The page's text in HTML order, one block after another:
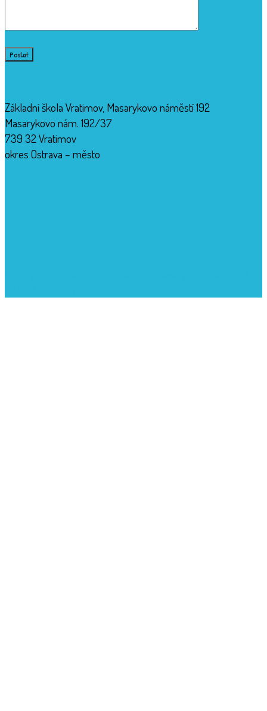
Základní škola Vratimov, Masarykovo náměstí 192
Masarykovo nám. 192/37
739 32 Vratimov
okres Ostrava – město